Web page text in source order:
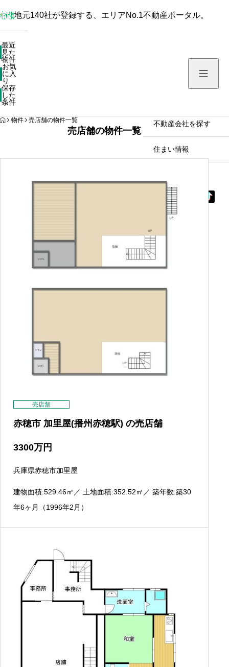
保存した条件
不動産会社を探す
住まい情報
地元140社が登録する、エリアNo.1不動産ポータル。
最近
見た
物件
お気
に入
り
保存
した
条件
HOME
物件 売店舗の物件一覧
売店舗の物件一覧
売店舗
赤穂市 加里屋(播州赤穂駅) の売店舗
3300万円
兵庫県赤穂市加里屋
建物面積:529.46㎡ ／ 土地面積:352.52㎡ ／ 築年数:築30
年6ヶ月（1996年2月）